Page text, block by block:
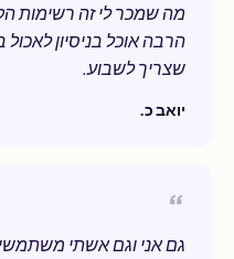
מה שמכר לי זה רשימות
הרבה אוכל בניסיון לאכול
שצריך לשבוע.
יואב כ.
גם אני וגם אשתי